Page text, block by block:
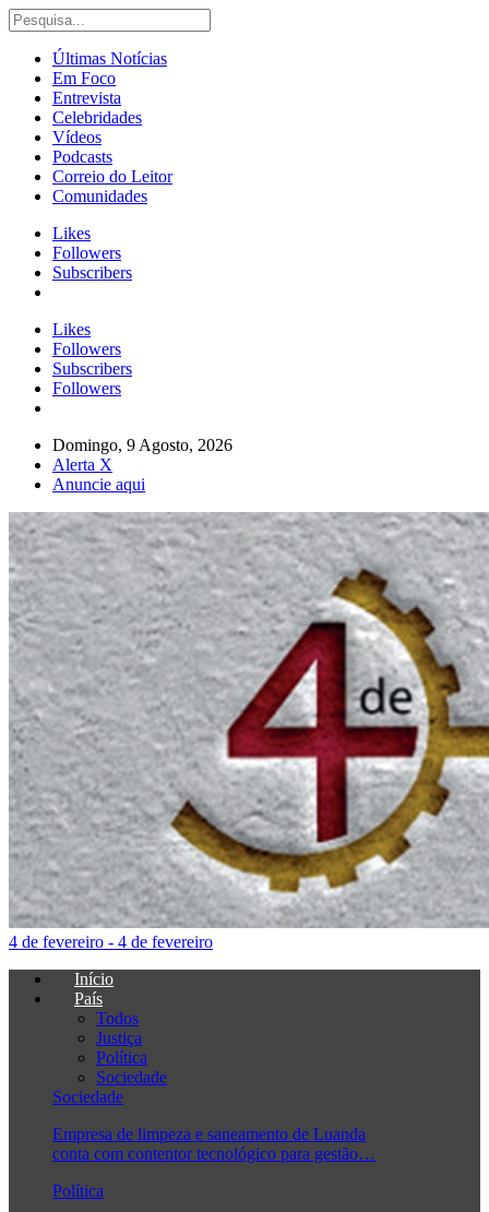
Últimas Notícias
Em Foco
Entrevista
Celebridades
Vídeos
Podcasts
Correio do Leitor
Comunidades
Likes
Followers
Subscribers
Likes
Followers
Subscribers
Followers
Domingo, 9 Agosto, 2026
Alerta X
Anuncie aqui
4 de fevereiro - 4 de fevereiro
Início
País
Todos
Justiça
Política
Sociedade
Sociedade
Empresa de limpeza e saneamento de Luanda
conta com contentor tecnológico para gestão…
Política